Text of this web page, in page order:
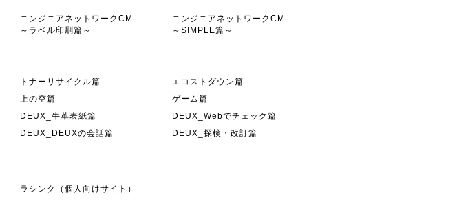
ニンジニアネットワークCM
～ラベル印刷篇～
ニンジニアネットワークCM
～SIMPLE篇～
トナーリサイクル篇
エコストダウン篇
上の空篇
ゲーム篇
DEUX_牛革表紙篇
DEUX_Webでチェック篇
DEUX_DEUXの会話篇 DEUX_探検・改訂篇
ラシンク（個人向けサイト）